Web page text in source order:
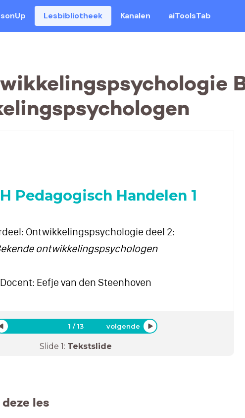
Lesbibliotheek Kanalen aiToolsTab
Pedagogisch Handelen 1
Ontwikkelingspsychologie deel 2:
ontwikkelingspsychologen
Docent: Eefje van den Steenhoven
1 /13 volgende
Slide 1: Tekstslide
les